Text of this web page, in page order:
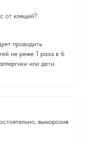
от клещей?
проводить
не реже 1 раза в 6
или дети.
выморозив